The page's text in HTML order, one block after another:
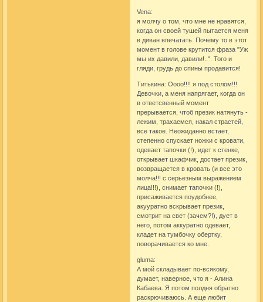
Vena:
я молчу о том, что мне не нравятся,
когда он своей тушей пытается меня
в диван впечатать. Почему то в этот
момент в голове крутится фраза "Уж
мы их давили, давили!..". Того и
гляди, грудь до спины продавится!
Титькина: Оооо!!!! я под столом!!!
Девочки, а меня напрягает, когда он
в ответсвенный момент
прерывается, чтоб презик натянуть -
лежим, трахаемся, накал страстей,
все такое. Неожиданно встает,
степенно спускает ножки с кровати,
одевает тапочки (!), идет к стенке,
открывает шкафчик, достает презик,
возвращается в кровать (и все это
молча!!! с серьезным выражением
лица!!!), снимает тапочки (!),
присаживается поудобнее,
акууратно вскрывает презик,
смотрит на свет (зачем?!), дует в
него, потом аккуратно одевает,
кладет на тумбочку обертку,
поворачивается ко мне.
gluma:
А мой складывает по-всякому,
думает, наверное, что я - Алина
Кабаева. Я потом полдня обратно
раскрючиваюсь. А еще любит